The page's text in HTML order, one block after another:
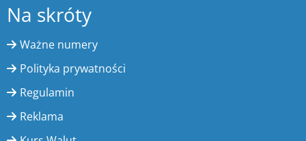
Na skróty
Ważne numery
Polityka prywatności
Regulamin
Reklama